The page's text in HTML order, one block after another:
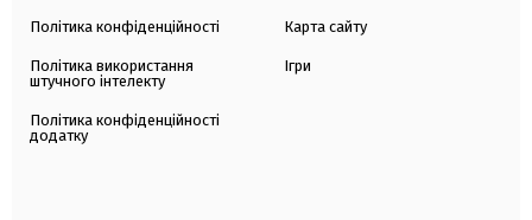
Політика конфіденційності
Політика використання
штучного інтелекту
Політика конфіденційності
додатку
Карта сайту
Ігри